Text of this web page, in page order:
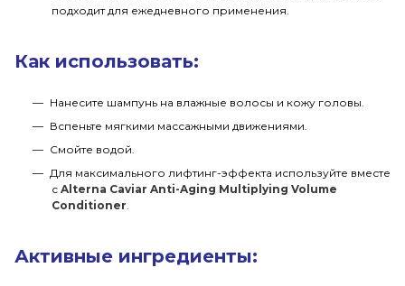
подходит для ежедневного применения.
Как использовать:
Нанесите шампунь на влажные волосы и кожу головы.
Вспеньте мягкими массажными движениями.
Смойте водой.
Для максимального лифтинг-эффекта используйте вместе
с Alterna Caviar Anti-Aging Multiplying Volume
Conditioner
Активные ингредиенты: